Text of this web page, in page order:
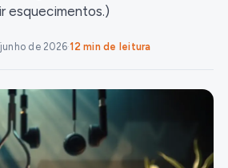
esquecimentos.)
de 2026·12 min de leitura